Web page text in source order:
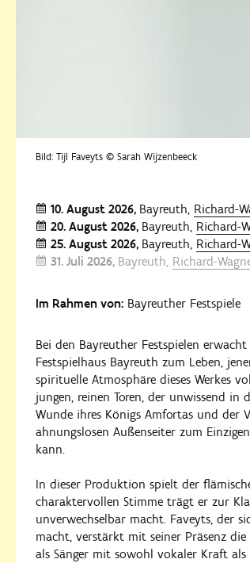
Bild: Tijl Faveyts © Sarah Wijzenbeeck
10. August 2026 Bayreuth, Richard-
20. August 2026 Bayreuth, Richard-
25. August 2026 Bayreuth, Richard-
31. Juli 2026 Bayreuth, Richard-
Im Rahmen von: Bayreuther Festspiele
Bei den Bayreuther Festspielen
Festspielhaus Bayreuth zum Leben,
spirituelle Atmosphäre dieses Werkes
jungen, reinen Toren, der unwissend in
Wunde ihres Königs Amfortas und der
ahnungslosen Außenseiter zum
kann.
In dieser Produktion spielt der
charaktervollen Stimme trägt er zur
unverwechselbar macht. Faveyts, der
macht, verstärkt mit seiner Präsenz
als Sänger mit sowohl vokaler Kraft